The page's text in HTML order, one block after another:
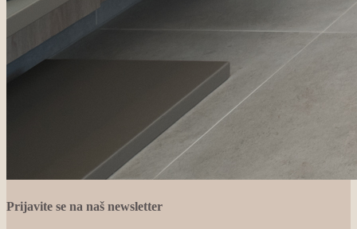
Prijavite se na naš newsletter